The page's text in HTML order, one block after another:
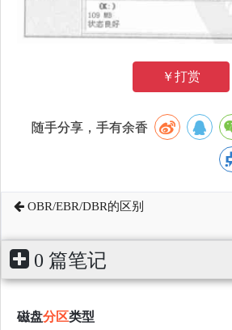
￥打赏
随手分享，手有余香
OBR/EBR/DBR的区别
0 篇笔记
磁盘分区类型